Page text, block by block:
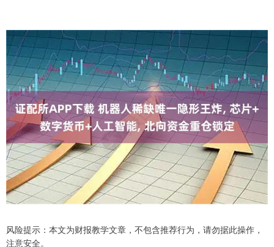
风险提示：本文为财报教学文章，不包含推荐行为，请勿据此操作，
注意安全。